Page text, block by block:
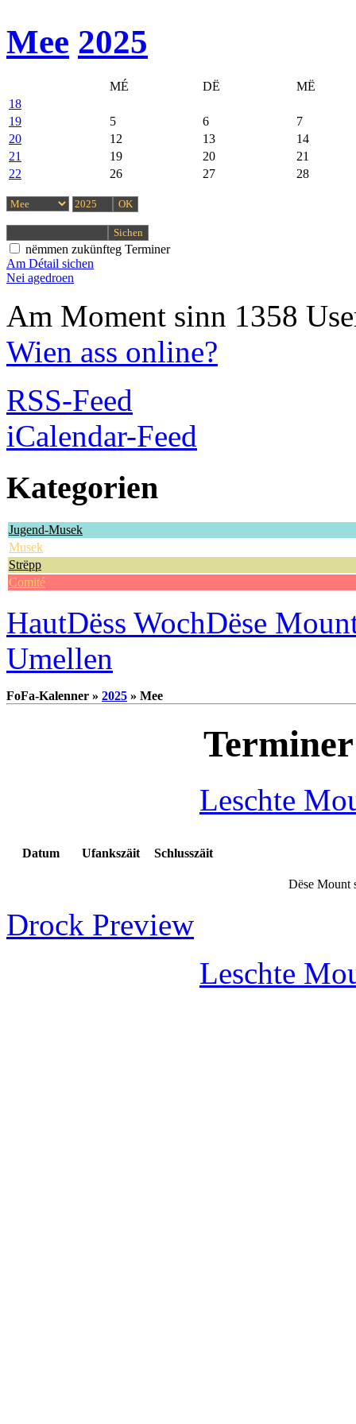
Mee 2025
MÉ DË
MË
18
19
5 6
7
20
12 13
14
21
19 20
21
22
26 27 28
nëmmen zukünfteg Terminer
Am Détail sichen
Nei agedroen
Am Moment sinn 1358
Wien ass online?
RSS-Feed
iCalendar-Feed
Kategorien
Jugend-Musek
Musek
Strëpp
Comité
HautDëss WochDëse
Umellen
FoFa-Kalenner » 2025 » Mee
Leschte
Datum Ufankszäit Schlusszäit
Dëse Mount
Drock Preview
Leschte